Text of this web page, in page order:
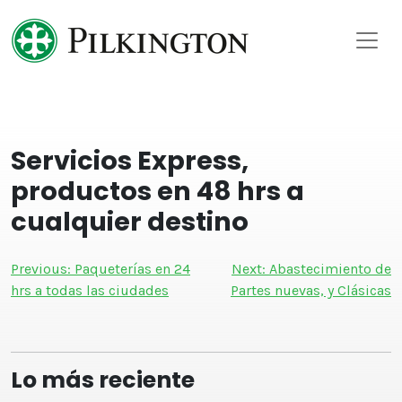
to
content
Servicios Express,
productos en 48 hrs a
cualquier destino
Navegación
de
Previous: Paqueterías en 24
hrs a todas las ciudades
Next: Abastecimiento de
Partes nuevas, y Clásicas
Lo más reciente